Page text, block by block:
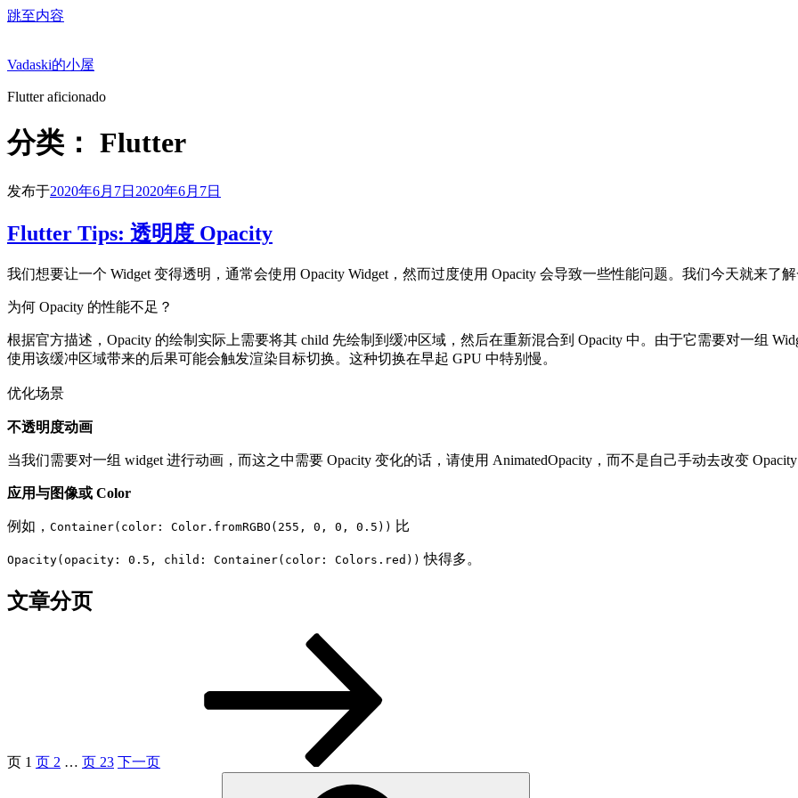
跳至内容
Vadaski的小屋
Flutter aficionado
分类： Flutter
发布于2020年6月7日 2020年6月7日
Flutter Tips: 透明度 Opacity
我们想要让一个 Widget 变得透明，通常会使用 Opacity Widget，然而过度使用 Opacity 会导致一些性能问题。我们今天就来了
为何 Opacity 的性能不足？
根据官方描述，Opacity 的绘制实际上需要将其 child 先绘制到缓冲区域，然后在重新混合到 Opacity 中。由于它需要对一组
使用该缓冲区域带来的后果可能会触发渲染目标切换。这种切换在早起 GPU 中特别慢。
优化场景
不透明度动画
当我们需要对一组 widget 进行动画，而这之中需要 Opacity 变化的话，请使用 AnimatedOpacity，而不是自己手动去改变 Opacity
应用与图像或 Color
例如， Container(color: Color.fromRGBO(255, 0, 0, 0.5)) 比
Opacity(opacity: 0.5, child: Container(color: Colors.red)) 快得多。
文章分页
页 1 页 2 … 页 23 下一页